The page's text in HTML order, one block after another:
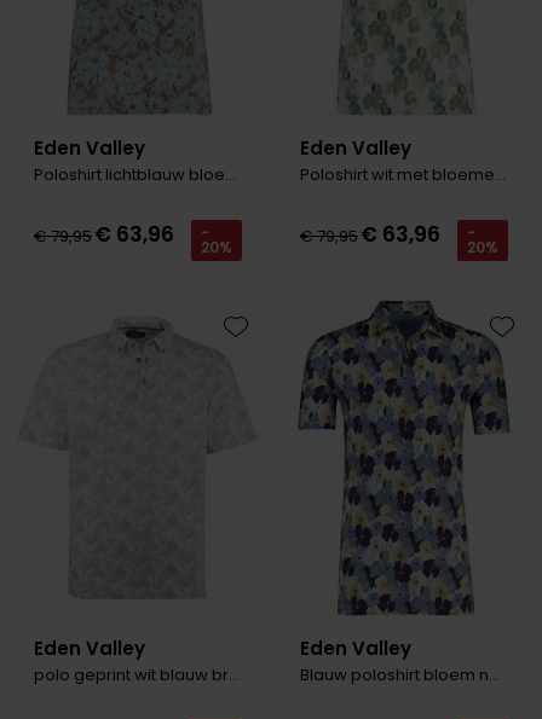
Eden Valley
Poloshirt lichtblauw bloemen patroon
€ 79,95€ 63,96 -
20%
Eden Valley
Poloshirt wit met bloemenprint
€ 79,95€ 63,96 -
20%
Eden Valley
polo geprint wit blauw bruin Regular Fit
Toevoegen aan favorieten
Eden Valley
Blauw poloshirt bloem normale fit